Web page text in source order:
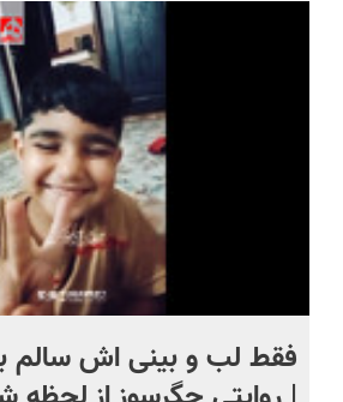
با گارانتی
تعویض)
فقط لب و بینی اش سالم